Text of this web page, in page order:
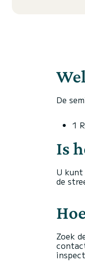
De
1
Is
U
de
Zoek